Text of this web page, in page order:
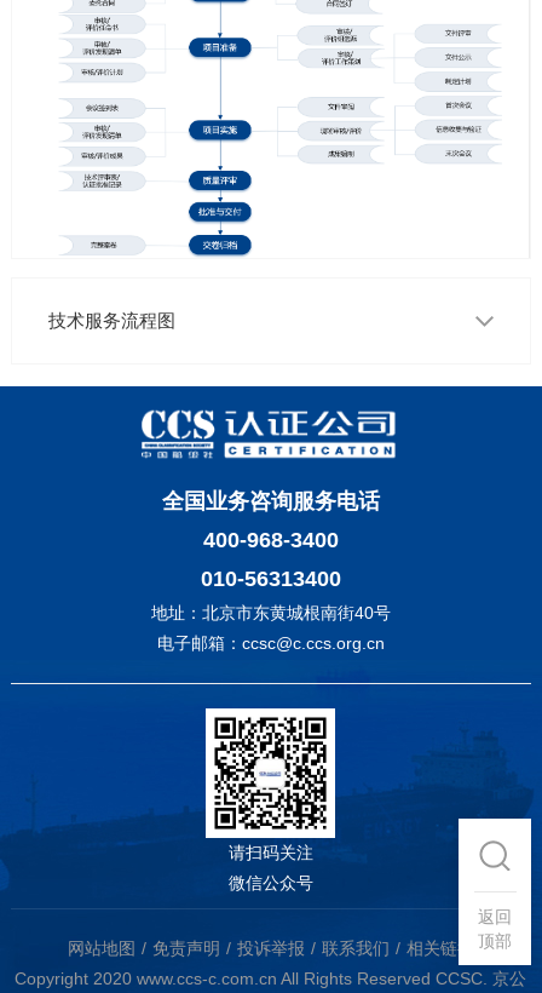
技术服务流程图
返回
顶部
全国业务咨询服务电话
400-968-3400
010-56313400
地址：北京市东黄城根南街40号
电子邮箱：ccsc@c.ccs.org.cn
请扫码关注
微信公众号
网站地图 免责声明 投诉举报 联系我们
相关链接
Copyright 2020 www.ccs-c.com.cn All Rights Reserved CCSC.京公